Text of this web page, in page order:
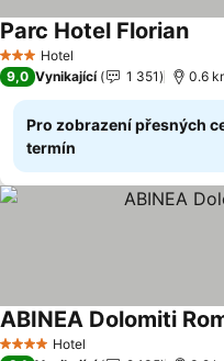
3 Počet hvězdiček
Hotel
Parc Hotel Florian
9,0 Vynikající 1 351 0.6
Pro zobrazení přesných
termín
4 Počet hvězdiček
Hotel
ABINEA Dolomiti